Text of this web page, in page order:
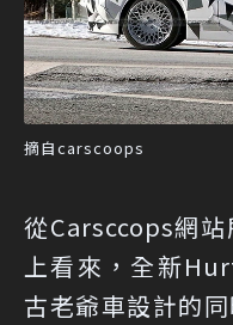
摘自carscoops
從Carsccops網
上看來，全新
古老爺車設計的